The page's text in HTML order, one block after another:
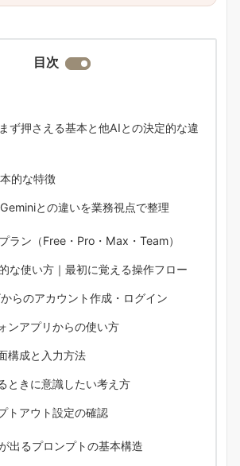
目次
ず押さえる基本と他AIとの決定的な違
的な特徴
との違いを業務視点で整理
ラン（Free・Pro・Max・Team）
な使い方｜最初に覚える操作フロー
らのアカウント作成・ログイン
ンアプリからの使い方
構成と入力方法
ときに意識したい考え方
トアウト設定の確認
出るプロンプトの基本構造